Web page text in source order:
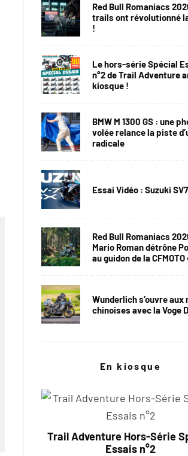
Red Bull Romaniacs
trails ont révolutionné
!
Le hors-série Spécial
n°2 de Trail Adventure
kiosque !
BMW M 1300 GS : une
volée relance la piste
radicale
Essai Vidéo : Suzuki
Red Bull Romaniacs
Mario Roman détrône
au guidon de la
Wunderlich s’ouvre aux
chinoises avec la Voge
En kiosque
Trail Adventure Hors-Série
Essais n°2